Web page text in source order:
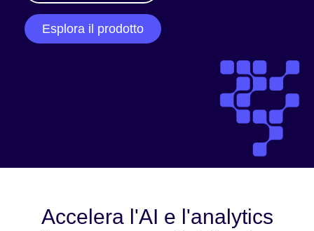
Esplora il prodotto
Accelera l'AI e l'analytics